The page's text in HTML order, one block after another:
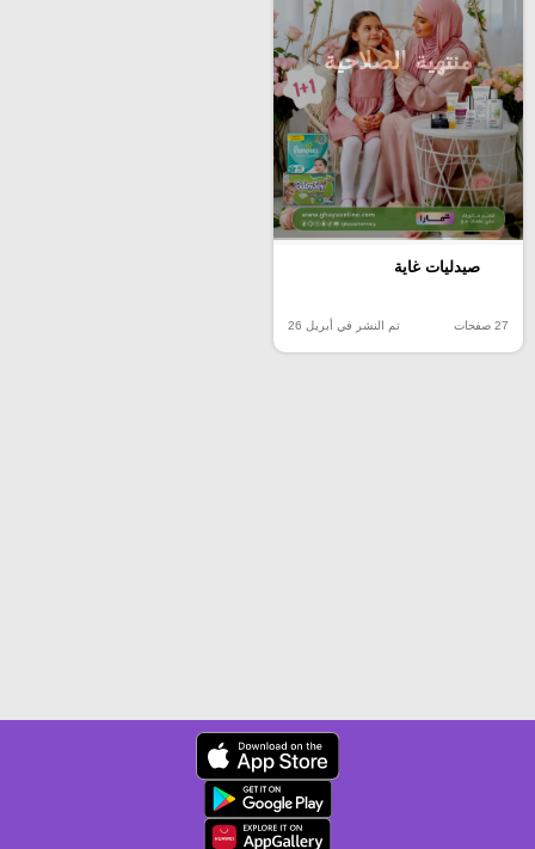
منتهية الصلاحية
صيدليات غاية
27 صفحات تم النشر في أبريل 26